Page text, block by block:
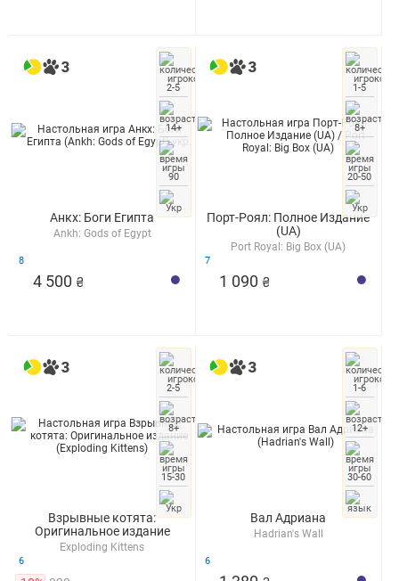
Анкх: Боги Египта
Ankh: Gods of Egypt
2-5
14+
90
8
4 500 ₴
Порт-Роял: Полное Издание
(UA)
Port Royal: Big Box (UA)
1-5
8+
20-50
7
1 090 ₴
Взрывные котята:
Оригинальное издание
Exploding Kittens
2-5
8+
15-30
6
Вал Адриана
Hadrian's Wall
1-6
12+
30-60
6